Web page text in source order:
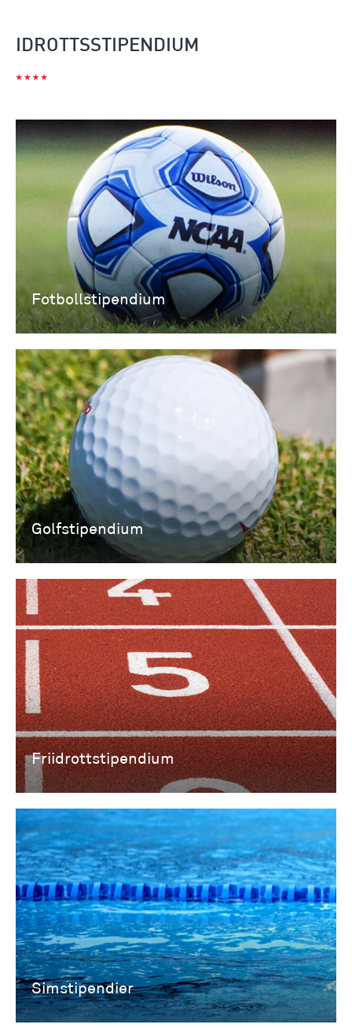
IDROTTSSTIPENDIUM
Fotbollstipendium
Golfstipendium
Friidrottstipendium
Simstipendier